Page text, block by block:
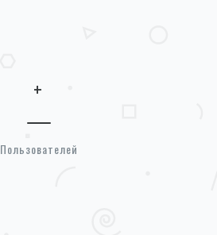
+
Пользователей